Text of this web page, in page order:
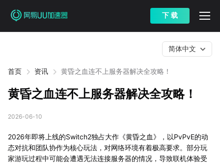
下 载
首页 资讯 黄昏之血连不上服务器解决全攻略！
简体中文
黄昏之血连不上服务器解决全攻略！
2026-06-10
2026年即将上线的Switch2独占大作《黄昏之血》，以PvPvE的动
态对抗和团队协作为核心玩法，对网络环境有着极高要求。部分玩
家游玩过程中可能会遭遇无法连接服务器的情况，导致联机体验受